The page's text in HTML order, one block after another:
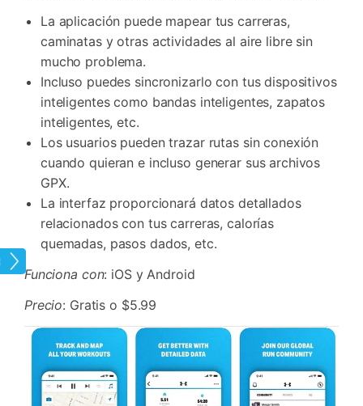
La aplicación puede mapear tus carreras,
caminatas y otras actividades al aire libre sin
mucho problema.
Incluso puedes sincronizarlo con tus dispositivos
inteligentes como bandas inteligentes, zapatos
inteligentes, etc.
Los usuarios pueden trazar rutas sin conexión
cuando quieran e incluso generar sus archivos
GPX.
La interfaz proporcionará datos detallados
relacionados con tus carreras, calorías
quemadas, pasos dados, etc.
Funciona con: iOS y Android
Precio: Gratis o $5.99